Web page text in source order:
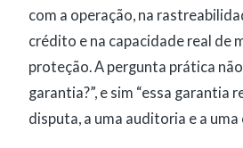
com a operação, na
crédito e na capacidade real de
proteção. A pergunta prática
garantia?”, e sim “essa garantia
disputa, a uma auditoria e a uma